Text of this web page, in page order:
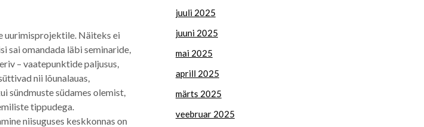
uurimisprojektile. Näiteks ei
omandada läbi seminaride,
– vaatepunktide paljusus,
nii lõunalauas,
sündmuste südames olemist,
tippudega.
niisuguses keskkonnas on
juuli 2025
juuni 2025
mai 2025
aprill 2025
märts 2025
veebruar 2025